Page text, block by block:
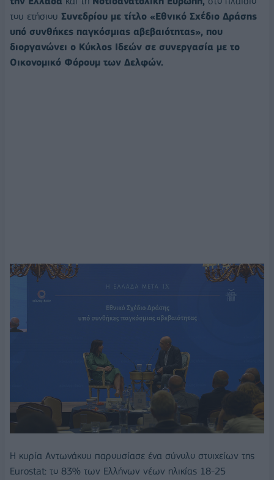
του ετήσιου Συνεδρίου με τίτλο «Εθνικό Σχέδιο Δράσης
υπό συνθήκες παγκόσμιας αβεβαιότητας», που
διοργανώνει ο Κύκλος Ιδεών σε συνεργασία με το
Οικονομικό Φόρουμ των Δελφών.
Η κυρία Αντωνάκου παρουσίασε ένα σύνολο στοιχείων της
Eurostat: το 83% των Ελλήνων νέων ηλικίας 18-25